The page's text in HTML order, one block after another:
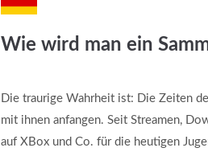
Wie wird man ein
Die traurige Wahrheit ist: Die Zeiten
mit ihnen anfangen. Seit Streamen,
auf XBox und Co. für die heutigen